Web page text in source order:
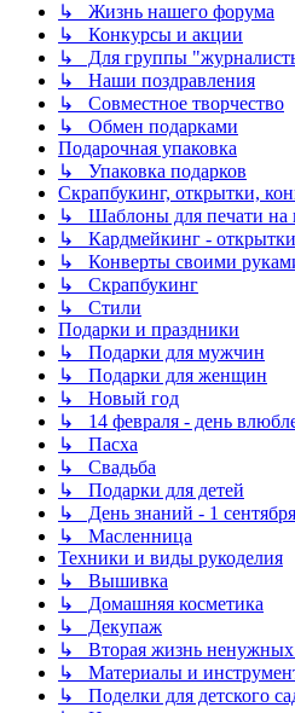
↳ Жизнь нашего форума
↳ Конкурсы и акции
↳ Для группы
↳ Наши поздравления
↳ Совместное творчество
↳ Обмен подарками
Подарочная упаковка
↳ Упаковка подарков
Скрапбукинг, открытки,
↳ Шаблоны для печати на
↳ Кардмейкинг -
↳ Конверты своими
↳ Скрапбукинг
↳ Стили
Подарки и праздники
↳ Подарки для мужчин
↳ Подарки для женщин
↳ Новый год
↳ 14 февраля - день
↳ Пасха
↳ Свадьба
↳ Подарки для детей
↳ День знаний - 1 сентября
↳ Масленница
Техники и виды рукоделия
↳ Вышивка
↳ Домашняя косметика
↳ Декупаж
↳ Вторая жизнь
↳ Материалы и
↳ Поделки для детского